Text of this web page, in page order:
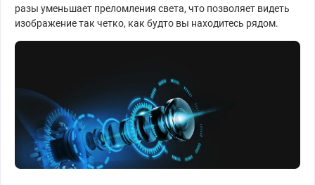
разы уменьшает преломления света, что позволяет видеть
изображение так четко, как будто вы находитесь рядом.